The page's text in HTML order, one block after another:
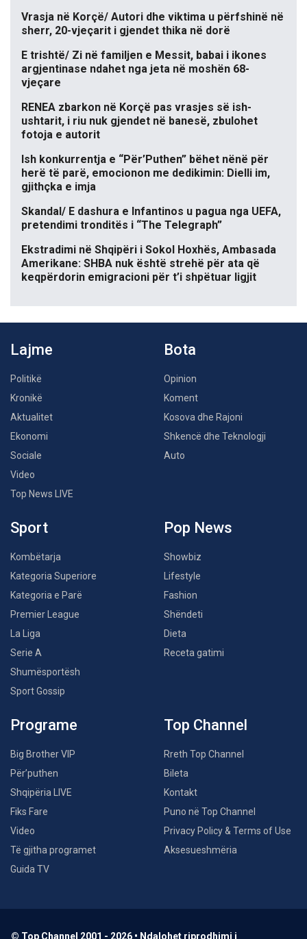
Vrasja në Korçë/ Autori dhe viktima u përfshinë në
sherr, 20-vjeçarit i gjendet thika në dorë
E trishtë/ Zi në familjen e Messit, babai i ikones
argjentinase ndahet nga jeta në moshën 68-
vjeçare
RENEA zbarkon në Korçë pas vrasjes së ish-
ushtarit, i riu nuk gjendet në banesë, zbulohet
fotoja e autorit
Ish konkurrentja e “Për’Puthen” bëhet nënë për
herë të parë, emocionon me dedikimin: Dielli im,
gjithçka e imja
Skandal/ E dashura e Infantinos u pagua nga UEFA,
pretendimi tronditës i “The Telegraph”
Ekstradimi në Shqipëri i Sokol Hoxhës, Ambasada
Amerikane: SHBA nuk është strehë për ata që
keqpërdorin emigracioni për t’i shpëtuar ligjit
Lajme
Politikë
Kronikë
Aktualitet
Ekonomi
Sociale
Video
Top News LIVE
Bota
Opinion
Koment
Kosova dhe Rajoni
Shkencë dhe Teknologji
Auto
Sport
Kombëtarja
Kategoria Superiore
Kategoria e Parë
Premier League
La Liga
Serie A
Shumësportësh
Sport Gossip
Pop News
Showbiz
Lifestyle
Fashion
Shëndeti
Dieta
Receta gatimi
Programe
Big Brother VIP
Për’puthen
Shqipëria LIVE
Fiks Fare
Video
Të gjitha programet
Guida TV
Top Channel
Rreth Top Channel
Bileta
Kontakt
Puno në Top Channel
Privacy Policy & Terms of Use
Aksesueshmëria
© Top Channel 2001 - 2026 • Ndalohet riprodhimi i